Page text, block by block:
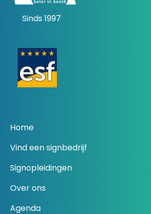
Sinds 1997
Home
Vind een signbedrijf
Signopleidingen
Over ons
Agenda